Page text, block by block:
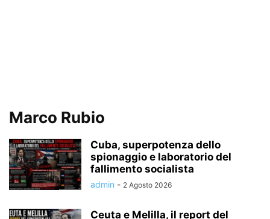
Marco Rubio
Cuba, superpotenza dello
spionaggio e laboratorio del
fallimento socialista
admin - 2 Agosto 2026
Ceuta e Melilla, il report del